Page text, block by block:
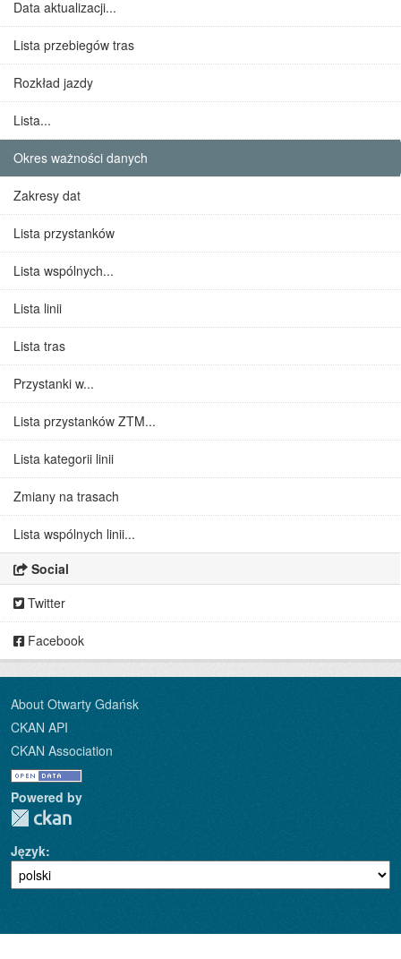
Data aktualizacji...
Lista przebiegów tras
Rozkład jazdy
Lista...
Okres ważności danych
Zakresy dat
Lista przystanków
Lista wspólnych...
Lista linii
Lista tras
Przystanki w...
Lista przystanków ZTM...
Lista kategorii linii
Zmiany na trasach
Lista wspólnych linii...
Social
Twitter
Facebook
About Otwarty Gdańsk
CKAN API
CKAN Association
Powered by
Język